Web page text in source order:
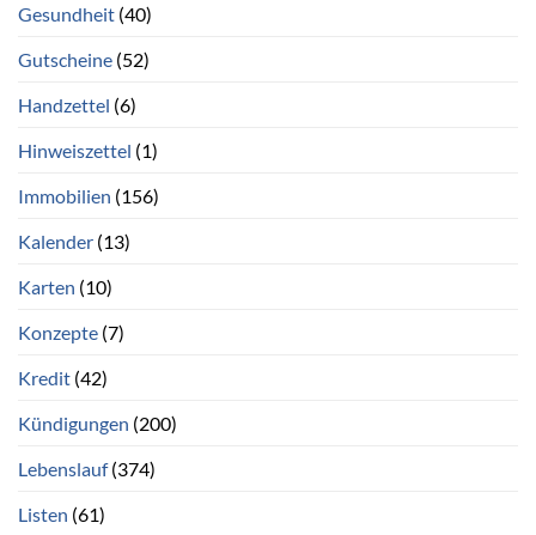
Gesundheit (40)
Gutscheine (52)
Handzettel (6)
Hinweiszettel (1)
Immobilien (156)
Kalender (13)
Karten (10)
Konzepte (7)
Kredit (42)
Kündigungen (200)
Lebenslauf(374)
Listen (61)